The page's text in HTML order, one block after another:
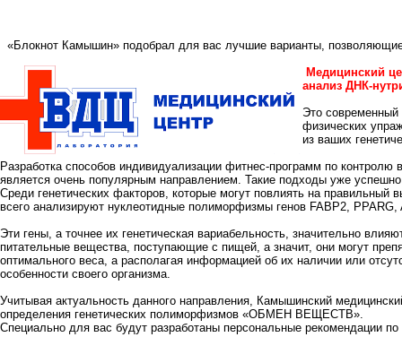
«Блокнот Камышин» подобрал для вас лучшие варианты,
Медицинский
анализ ДНК-
Это современный
физических
из ваших
Разработка способов индивидуализации фитнес-программ по контролю
является очень популярным направлением. Такие подходы уже
Среди генетических факторов , которые могут повлиять на правильный
всего анализируют нуклеотидные полиморфизмы генов FABP2, PPARG,
Эти гены, а точнее их генетическая вариабельность, значительно
питательные вещества, поступающие с пищей, а значит, они могут
оптимального веса, а располагая информацией об их наличии или
особенности своего организма.
Учитывая актуальность данного направления,
Камышинский
определения генетических полиморфизмов «ОБМЕН ВЕЩЕСТВ».
Специально для вас будут разработаны персональные рекомендации